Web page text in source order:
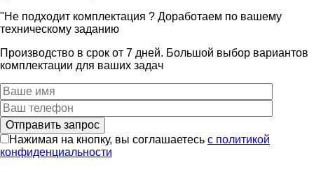
"Не подходит комплектация ? Доработаем по вашему
техническому заданию
Производство в срок от 7 дней. Большой выбор вариантов
комплектации для ваших задач
Нажимая на кнопку, вы соглашаетесь с политикой
конфиденциальности